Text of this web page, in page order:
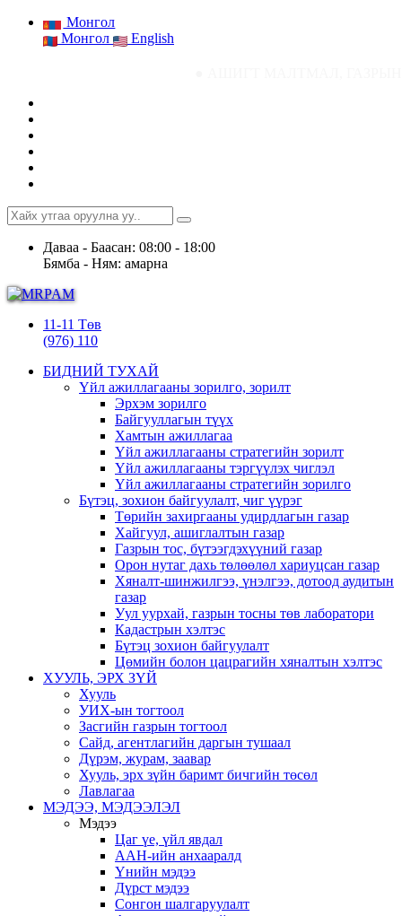
Монгол
Монгол
English
Даваа - Баасан: 08:00 - 18:00
Бямба - Ням: амарна
11-11 Төв
(976) 110
БИДНИЙ ТУХАЙ
Үйл ажиллагааны зорилго, зорилт
Эрхэм зорилго
Байгууллагын түүх
Хамтын ажиллагаа
Үйл ажиллагааны стратегийн зорилт
Үйл ажиллагааны тэргүүлэх чиглэл
Үйл ажиллагааны стратегийн зорилго
Бүтэц, зохион байгуулалт, чиг үүрэг
Төрийн захиргааны удирдлагын газар
Хайгуул, ашиглалтын газар
Газрын тос, бүтээгдэхүүний газар
Орон нутаг дахь төлөөлөл хариуцсан газар
Хяналт-шинжилгээ, үнэлгээ, дотоод аудитын
газар
Уул уурхай, газрын тосны төв лаборатори
Кадастрын хэлтэс
Бүтэц зохион байгуулалт
Цөмийн болон цацрагийн хяналтын хэлтэс
ХУУЛЬ, ЭРХ ЗҮЙ
Хууль
УИХ-ын тогтоол
Засгийн газрын тогтоол
Сайд, агентлагийн даргын тушаал
Дүрэм, журам, заавар
Хууль, эрх зүйн баримт бичгийн төсөл
Лавлагаа
МЭДЭЭ, МЭДЭЭЛЭЛ
Мэдээ
Цаг үе, үйл явдал
ААН-ийн анхааралд
Үнийн мэдээ
Дүрст мэдээ
Сонгон шалгаруулалт